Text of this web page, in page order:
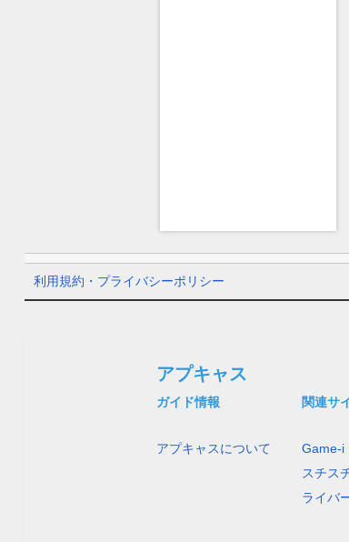
利用規約・プライバシーポリシー
アプキャス
ガイド情報
アプキャスについて
関連サ
Game-i
スチス
ライバ